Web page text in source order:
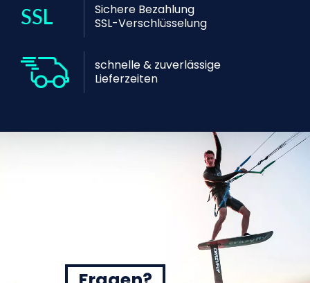
Sichere Bezahlung
SSL-Verschlüsselung
schnelle & zuverlässige
Lieferzeiten